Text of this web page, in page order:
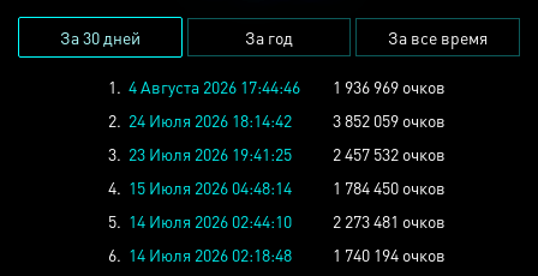
За 30 дней За год За все время
1. 4 Августа 2026 17:44:46
1 936 969 очков
2. 24 Июля 2026 18:14:42
3 852 059 очков
3. 23 Июля 2026 19:41:25
2 457 532 очков
4. 15 Июля 2026 04:48:14
1 784 450 очков
5. 14 Июля 2026 02:44:10
2 273 481 очков
6. 14 Июля 2026 02:18:48
1 740 194 очков